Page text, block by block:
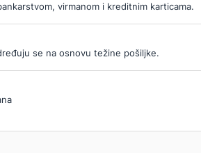
virmanom i kreditnim karticama.
se na osnovu težine pošiljke.